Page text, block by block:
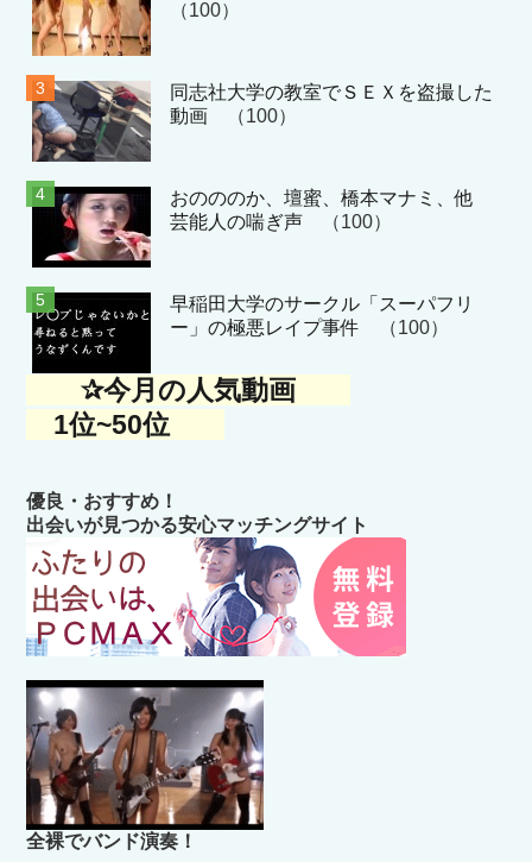
（100）
同志社大学の教室でＳＥＸを盗撮した
動画 （100）
おのののか、壇蜜、橋本マナミ、他
芸能人の喘ぎ声 （100）
早稲田大学のサークル「スーパフリ
ー」の極悪レイプ事件 （100）
✰今月の人気動画
1位~50位
優良・おすすめ！
出会いが見つかる安心マッチングサイト
全裸でバンド演奏！